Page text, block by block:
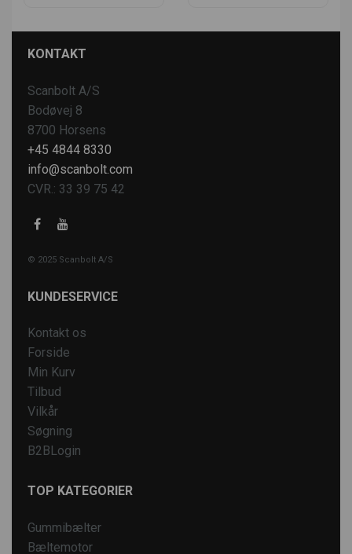
KONTAKT
Scanbolt A/S
Bodøvej 8
8700 Horsens
+45 4844 8330
info@scanbolt.com
CVR.: 33 39 75 42
© 2025 Scanbolt A/S
KUNDESERVICE
Kontakt os
Forside
Min Kurv
Tilbud
Vilkår
Søgning
B2BLogin
TOP KATEGORIER
Gummibælter
Bæltemotor